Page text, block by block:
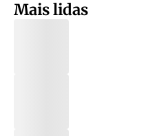
Mais lidas